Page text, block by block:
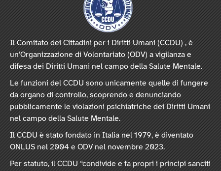
Il Comitato dei Cittadini per i Diritti Umani (CCDU) , è
un'Organizzazione di Volontariato (ODV) a vigilanza e
difesa dei Diritti Umani nel campo della Salute Mentale.
Le funzioni del CCDU sono unicamente quelle di fungere
da organo di controllo, scoprendo e denunciando
pubblicamente le violazioni psichiatriche dei Diritti Umani
nel campo della Salute Mentale.
Il CCDU è stato fondato in Italia nel 1979, è diventato
ONLUS nel 2004 e ODV nel novembre 2023.
Per statuto, il CCDU “condivide e fa propri i principi sanciti